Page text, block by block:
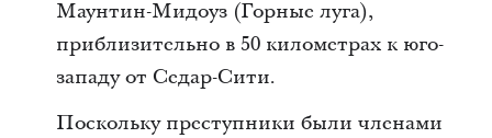
Маунтин-Мидоуз (Горные луга),
приблизительно в 50 километрах к юго-
западу от Седар-Сити.
Поскольку преступники были членами